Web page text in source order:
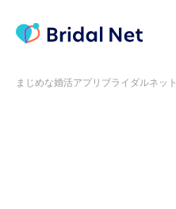
まじめな婚活アプリブライダルネット